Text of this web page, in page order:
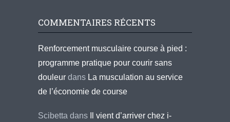
COMMENTAIRES RÉCENTS
Renforcement musculaire course à pied :
programme pratique pour courir sans
douleur dans La musculation au service
de l’économie de course
Scibetta dans
Il vient d’arriver chez i-